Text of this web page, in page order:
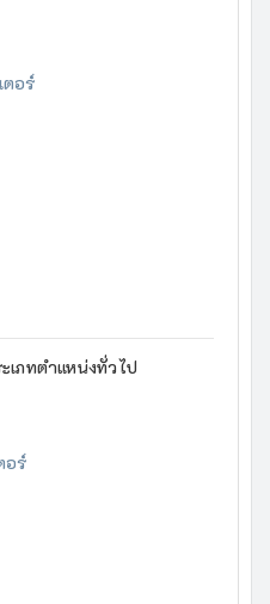
ตอร์
ภทตำแหน่งทั่วไป
อร์